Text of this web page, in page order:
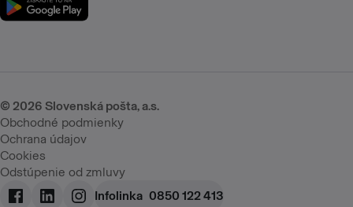
© 2026 Slovenská pošta, a.s.
Obchodné podmienky
Ochrana údajov
Cookies
Odstúpenie od zmluvy
Infolinka 0850 122 413